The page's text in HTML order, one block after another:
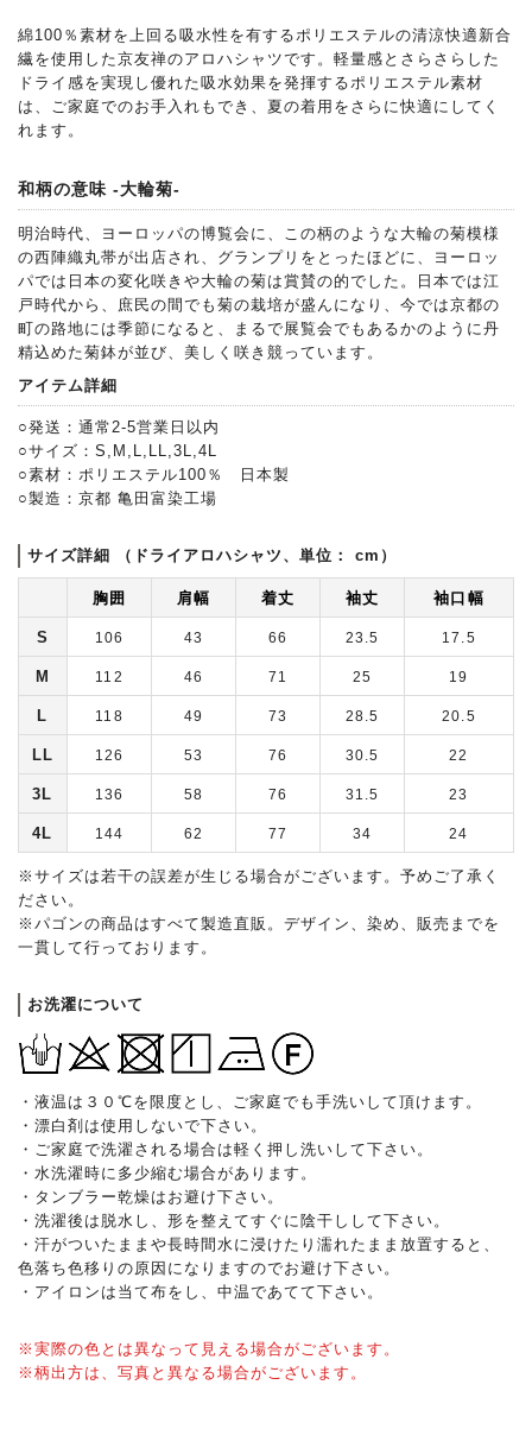
綿100％素材を上回る吸水性を有するポリエステルの清涼快適新合
繊を使用した京友禅のアロハシャツです。軽量感とさらさらした
ドライ感を実現し優れた吸水効果を発揮するポリエステル素材
は、ご家庭でのお手入れもでき、夏の着用をさらに快適にしてく
れます。
和柄の意味 -大輪菊-
明治時代、ヨーロッパの博覧会に、この柄のような大輪の菊模様
の西陣織丸帯が出店され、グランプリをとったほどに、ヨーロッ
パでは日本の変化咲きや大輪の菊は賞賛の的でした。日本では江
戸時代から、庶民の間でも菊の栽培が盛んになり、今では京都の
町の路地には季節になると、まるで展覧会でもあるかのように丹
精込めた菊鉢が並び、美しく咲き競っています。
アイテム詳細
○発送：通常2-5営業日以内
○サイズ：S,M,L,LL,3L,4L
○素材：ポリエステル100％ 日本製
○製造：京都 亀田富染工場
サイズ詳細 （ドライアロハシャツ、単位： cm）
胸囲 肩幅 着丈 袖丈 袖口幅
S 106 43 66 23.5 17.5
M 112 46 71 25 19
L 118 49 73 28.5 20.5
LL 126 53 76 30.5 22
3L 136 58 76 31.5 23
4L 144 62 77 34 24
※サイズは若干の誤差が生じる場合がございます。予めご了承く
ださい。
※パゴンの商品はすべて製造直販。デザイン、染め、販売までを
一貫して行っております。
お洗濯について
・液温は３０℃を限度とし、ご家庭でも手洗いして頂けます。
・漂白剤は使用しないで下さい。
・ご家庭で洗濯される場合は軽く押し洗いして下さい。
・水洗濯時に多少縮む場合があります。
・タンブラー乾燥はお避け下さい。
・洗濯後は脱水し、形を整えてすぐに陰干しして下さい。
・汗がついたままや長時間水に浸けたり濡れたまま放置すると、
色落ち色移りの原因になりますのでお避け下さい。
・アイロンは当て布をし、中温であてて下さい。
※実際の色とは異なって見える場合がございます。
※柄出方は、写真と異なる場合がございます。